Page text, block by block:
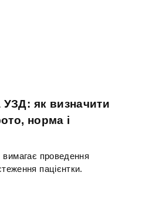
УЗД: як визначити
норма і
проведення
пацієнтки.